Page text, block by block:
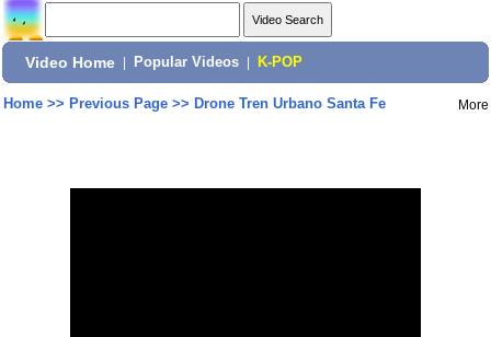
Video Home Popular Videos K-POP
Home>> Previous Page>> Drone Tren Urbano Santa Fe More